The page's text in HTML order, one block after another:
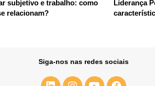
subjetivo e trabalho: como
relacionam?
Liderança
Siga-nos nas redes sociais